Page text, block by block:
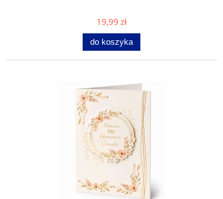
19,99 zł
do koszyka